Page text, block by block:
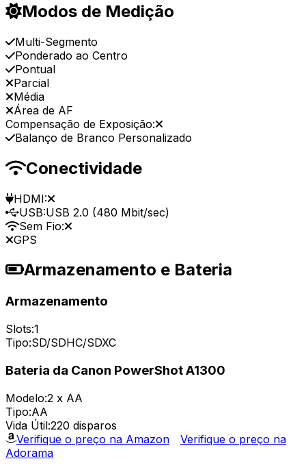
Modos de Medição
Multi-Segmento
Ponderado ao Centro
Pontual
Parcial
Média
Área de AF
Compensação de Exposição:
Balanço de Branco Personalizado
Conectividade
HDMI:
USB:USB 2.0 (480 Mbit/sec)
Sem Fio:
GPS
Armazenamento e Bateria
Armazenamento
Slots:1
Tipo:SD/SDHC/SDXC
Bateria da Canon PowerShot A1300
Modelo:2 x AA
Tipo:AA
Vida Útil:220 disparos
Verifique o preço na Amazon
Verifique o preço na
Adorama